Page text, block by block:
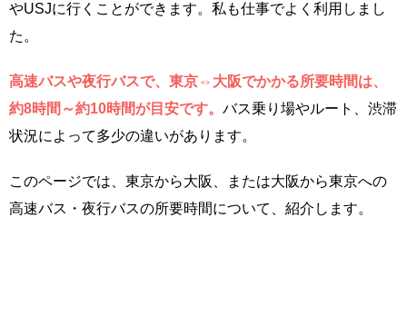
やUSJに行くことができます。私も仕事でよく利用しまし
た。
高速バスや夜行バスで、東京⇔大阪でかかる所要時間は、
約8時間～約10時間が目安です。 バス乗り場やルート、渋滞
状況によって多少の違いがあります。
このページでは、東京から大阪、または大阪から東京への
高速バス・夜行バスの所要時間について、紹介します。